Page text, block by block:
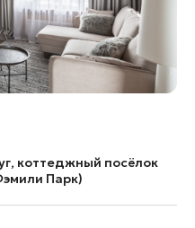
коттеджный посёлок
Парк)